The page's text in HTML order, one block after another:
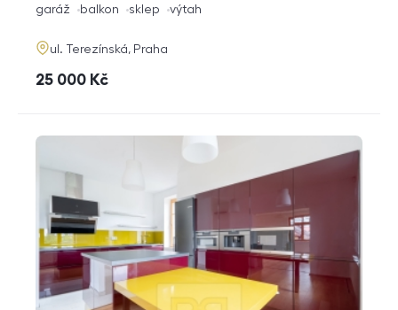
funkce
garáž balkon sklep výtah
adresa
ul. Terezínská, Praha
cena
25 000 Kč